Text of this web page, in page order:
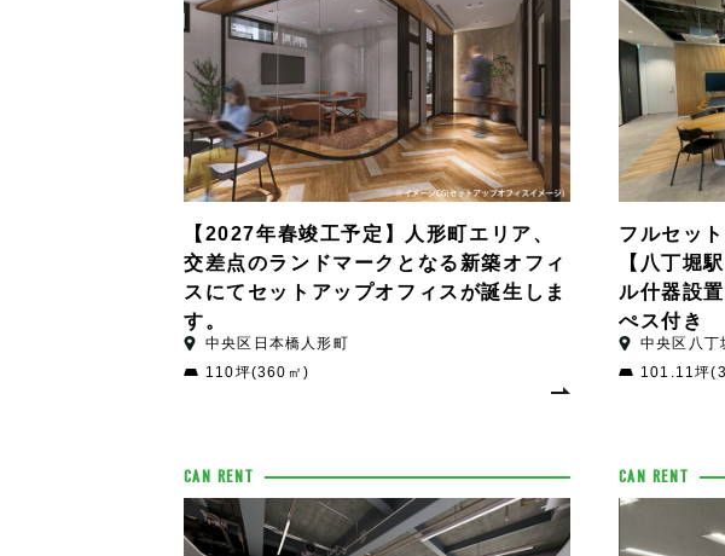
【2027年春竣工予定】人形町エリア、
交差点のランドマークとなる新築オフィ
スにてセットアップオフィスが誕生しま
す。
中央区日本橋人形町
110坪(360㎡)
フルセッ
【八丁堀
ル什器設
ぺス付き
中央区八丁
101.11坪
CAN RENT CAN RENT